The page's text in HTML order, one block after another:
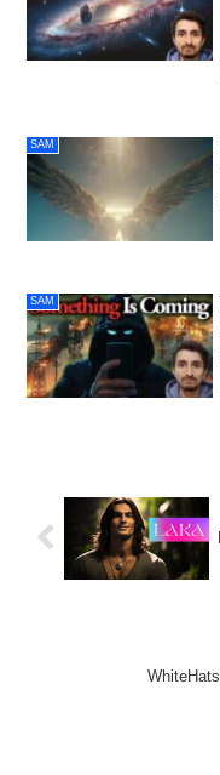
SAM
SAM